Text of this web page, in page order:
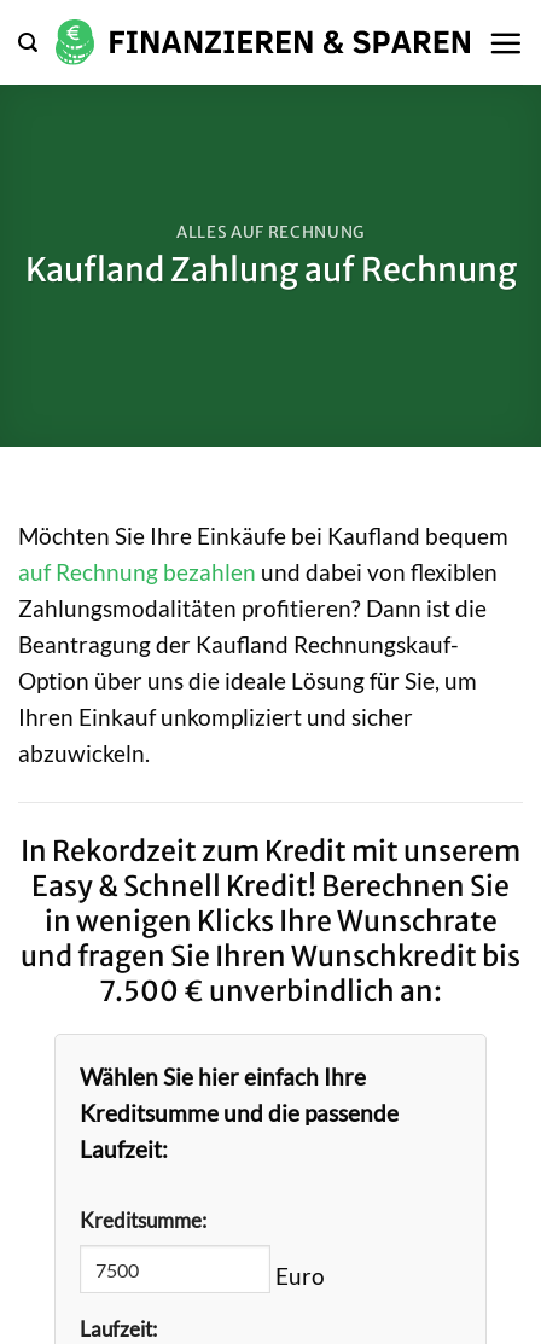
Inhalt
springen
ALLES AUF RECHNUNG
Kaufland Zahlung auf Rechnung
Möchten Sie Ihre Einkäufe bei Kaufland bequem
auf Rechnung bezahlen und dabei von flexiblen
Zahlungsmodalitäten profitieren? Dann ist die
Beantragung der Kaufland Rechnungskauf-
Option über uns die ideale Lösung für Sie, um
Ihren Einkauf unkompliziert und sicher
abzuwickeln.
In Rekordzeit zum Kredit mit unserem
Easy & Schnell Kredit! Berechnen Sie
in wenigen Klicks Ihre Wunschrate
und fragen Sie Ihren Wunschkredit bis
7.500 € unverbindlich an:
Wählen Sie hier einfach Ihre
Kreditsumme und die passende
Laufzeit:
Kreditsumme:
Euro
Laufzeit: